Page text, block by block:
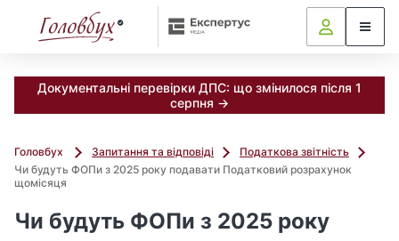
Документальні перевірки ДПС: що змінилося після 1
серпня →
Головбух Запитання та відповіді
Податкова звітність
Чи будуть ФОПи з 2025 року подавати Податковий розрахунок
щомісяця
Чи будуть ФОПи з 2025 року